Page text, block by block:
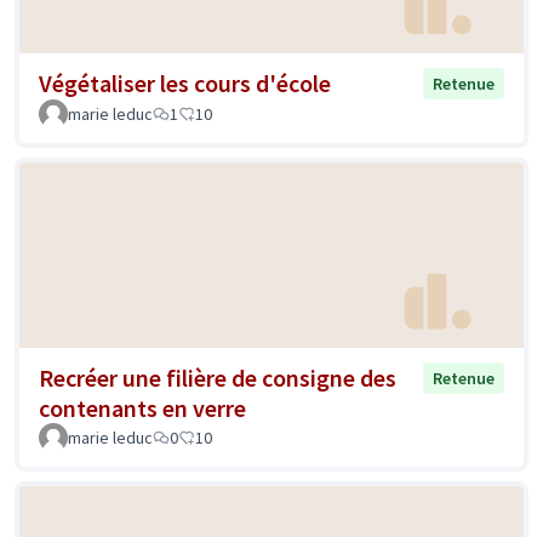
Végétaliser les cours d'école
Retenue
marie leduc
1 10
Recréer une filière de consigne des
contenants en verre
Retenue
marie leduc 0 10